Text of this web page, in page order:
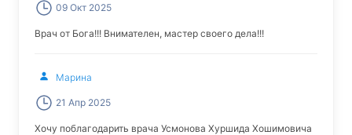
09 Окт 2025
Врач от Бога!!! Внимателен, мастер своего дела!!!
Марина
21 Апр 2025
Хочу поблагодарить врача Усмонова Хуршида Хошимовича